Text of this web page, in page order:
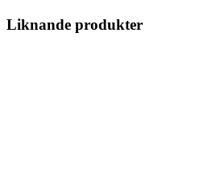
Liknande produkter